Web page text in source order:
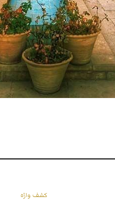
کشف واژه